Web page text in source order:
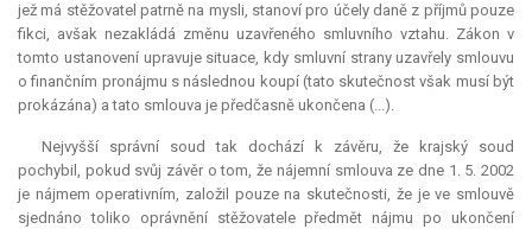
jež má stěžovatel patrně na mysli, stanoví pro účely daně z příjmů pouze
fikci, avšak nezakládá změnu uzavřeného smluvního vztahu. Zákon v
tomto ustanovení upravuje situace, kdy smluvní strany uzavřely smlouvu
o finančním pronájmu s následnou koupí (tato skutečnost však musí být
prokázána) a tato smlouva je předčasně ukončena (...).
Nejvyšší správní soud tak dochází k závěru, že krajský soud
pochybil, pokud svůj závěr o tom, že nájemní smlouva ze dne 1. 5. 2002
je nájmem operativním, založil pouze na skutečnosti, že je ve smlouvě
sjednáno toliko oprávnění stěžovatele předmět nájmu po ukončení